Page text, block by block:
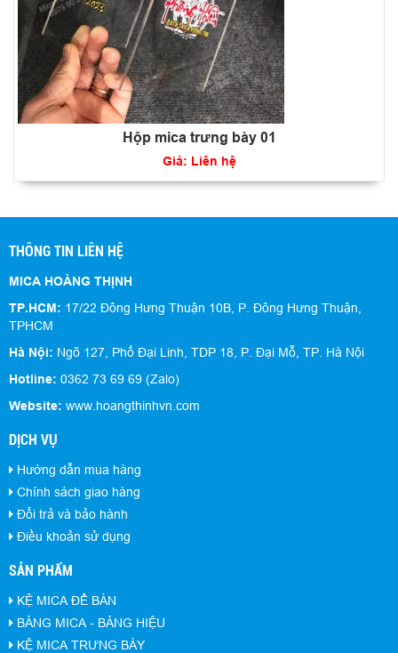
Hộp mica trưng bày 01
Giá: Liên hệ
THÔNG TIN LIÊN HỆ
MICA HOÀNG THỊNH
TP.HCM: 17/22 Đông Hưng Thuận 10B, P. Đông Hưng Thuận,
TPHCM
Hà Nội: Ngõ 127, Phố Đại Linh, TDP 18, P. Đại Mỗ, TP. Hà Nội
Hotline: 0362 73 69 69 (Zalo)
Website: www.hoangthinhvn.com
DỊCH VỤ
Hướng dẫn mua hàng
Chính sách giao hàng
Đổi trả và bảo hành
Điều khoản sử dụng
SẢN PHẨM
KỆ MICA ĐỂ BÀN
BẢNG MICA - BẢNG HIỆU
KỆ MICA TRƯNG BÀY